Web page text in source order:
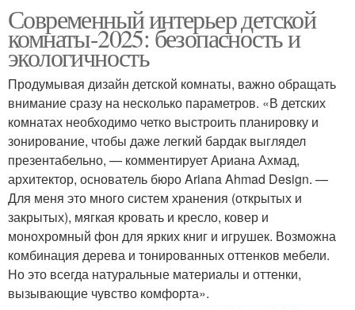
Современный интерьер детской
комнаты-2025: безопасность и
экологичность
Продумывая дизайн детской комнаты, важно обращать
внимание сразу на несколько параметров. «В детских
комнатах необходимо четко выстроить планировку и
зонирование, чтобы даже легкий бардак выглядел
презентабельно, — комментирует Ариана Ахмад,
архитектор, основатель бюро Ariana Ahmad Design. —
Для меня это много систем хранения (открытых и
закрытых), мягкая кровать и кресло, ковер и
монохромный фон для ярких книг и игрушек. Возможна
комбинация дерева и тонированных оттенков мебели.
Но это всегда натуральные материалы и оттенки,
вызывающие чувство комфорта».